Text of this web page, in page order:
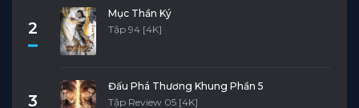
2
Mục Thần Ký
Tập 94 [4K]
3
Đấu Phá Thương Khung Phần 5
Tập Review 05 [4K]